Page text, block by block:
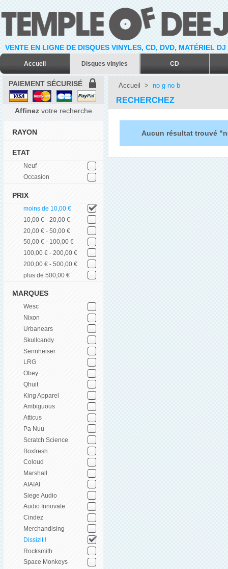
VENTE EN LIGNE DE DISQUES VINYLES, CD, DVD, MATÉRIEL
Accueil Disques vinyles CD
PAIEMENT SÉCURISÉ
Affinez votre recherche
RAYON
ETAT
Neuf
Occasion
PRIX
moins de 10,00 €
10,00 € - 20,00 €
20,00 € - 50,00 €
50,00 € - 100,00 €
100,00 € - 200,00 €
200,00 € - 500,00 €
plus de 500,00 €
MARQUES
Wesc
Nixon
Urbanears
Skullcandy
Sennheiser
LRG
Obey
Qhuit
King Apparel
Ambiguous
Atticus
Pa Nuu
Scratch Science
Boxfresh
Coloud
Marshall
AIAIAI
Siege Audio
Audio Innovate
Cindez
Merchandising
Dissizit !
Rocksmith
Space Monkeys
Accueil > no g no b
RECHERCHEZ
Aucun résultat trouvé